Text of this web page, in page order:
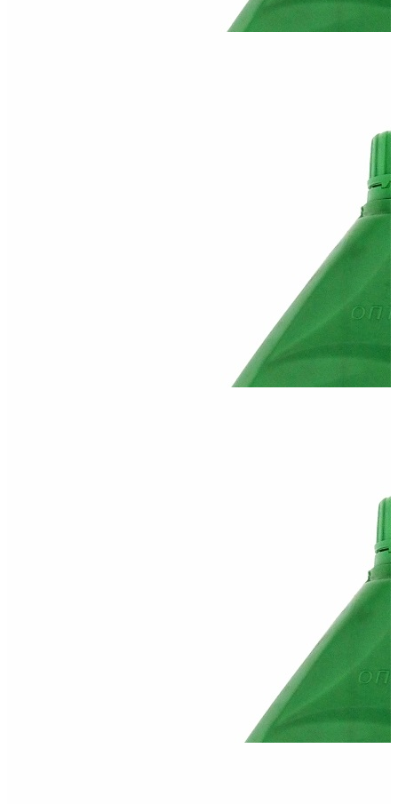
Минеральное моторное масло 20W50 высокой вязкости,